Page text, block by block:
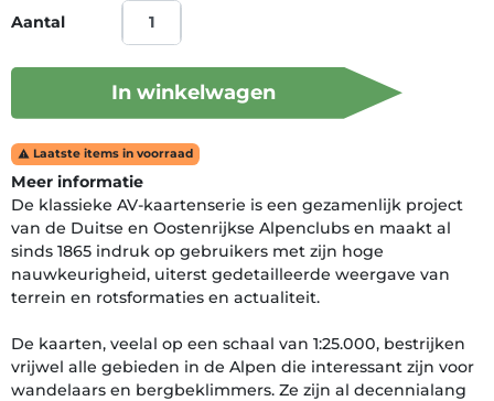
Aantal
In winkelwagen
 Laatste items in voorraad
Meer informatie
De klassieke AV-kaartenserie is een gezamenlijk project
van de Duitse en Oostenrijkse Alpenclubs en maakt al
sinds 1865 indruk op gebruikers met zijn hoge
nauwkeurigheid, uiterst gedetailleerde weergave van
terrein en rotsformaties en actualiteit.
De kaarten, veelal op een schaal van 1:25.000, bestrijken
vrijwel alle gebieden in de Alpen die interessant zijn voor
wandelaars en bergbeklimmers. Ze zijn al decennialang